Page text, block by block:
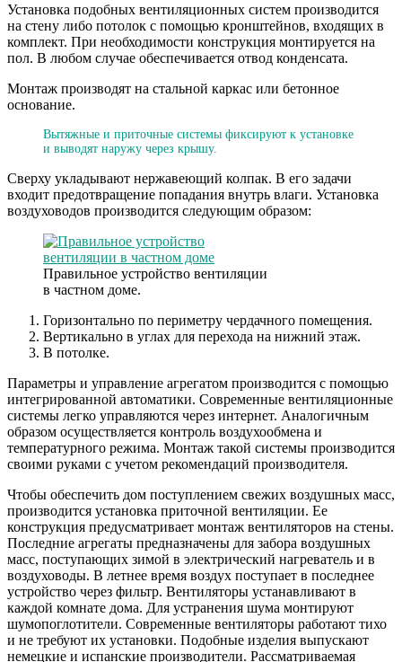
Установка подобных вентиляционных систем производится
на стену либо потолок с помощью кронштейнов, входящих в
комплект. При необходимости конструкция монтируется на
пол. В любом случае обеспечивается отвод конденсата.
Монтаж производят на стальной каркас или бетонное
основание.
Вытяжные и приточные системы фиксируют к установке
и выводят наружу через крышу.
Сверху укладывают нержавеющий колпак. В его задачи
входит предотвращение попадания внутрь влаги. Установка
воздуховодов производится следующим образом:
Правильное устройство вентиляции
в частном доме.
Горизонтально по периметру чердачного помещения.
Вертикально в углах для перехода на нижний этаж.
В потолке.
Параметры и управление агрегатом производится с помощью
интегрированной автоматики. Современные вентиляционные
системы легко управляются через интернет. Аналогичным
образом осуществляется контроль воздухообмена и
температурного режима. Монтаж такой системы производится
своими руками с учетом рекомендаций производителя.
Чтобы обеспечить дом поступлением свежих воздушных масс,
производится установка приточной вентиляции. Ее
конструкция предусматривает монтаж вентиляторов на стены.
Последние агрегаты предназначены для забора воздушных
масс, поступающих зимой в электрический нагреватель и в
воздуховоды. В летнее время воздух поступает в последнее
устройство через фильтр. Вентиляторы устанавливают в
каждой комнате дома. Для устранения шума монтируют
шумопоглотители. Современные вентиляторы работают тихо
и не требуют их установки. Подобные изделия выпускают
немецкие и испанские производители. Рассматриваемая